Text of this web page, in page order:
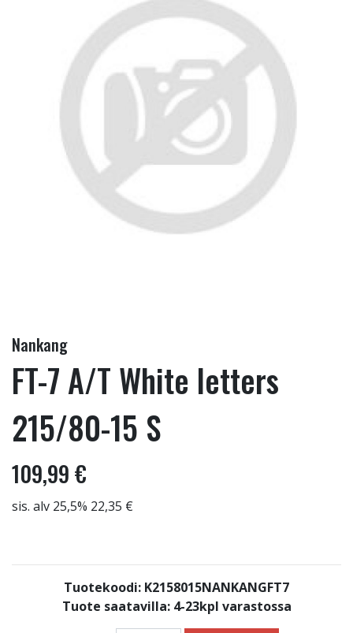
Nankang
FT-7 A/T White letters
215/80-15 S
109,99 €
sis. alv 25,5% 22,35 €
Tuotekoodi: K2158015NANKANGFT7
Tuote saatavilla: 4-23kpl varastossa